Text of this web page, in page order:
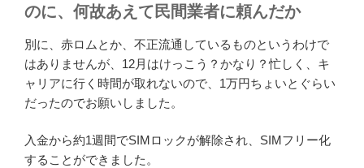
のに、何故あえて民間業者に頼んだか
別に、赤ロムとか、不正流通しているものというわけで
はありませんが、12月はけっこう？かなり？忙しく、キ
ャリアに行く時間が取れないので、1万円ちょいとぐらい
だったのでお願いしました。
入金から約1週間でSIMロックが解除され、SIMフリー化
することができました。